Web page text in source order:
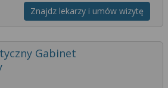
Znajdz lekarzy i umów wizytę
Gabinet